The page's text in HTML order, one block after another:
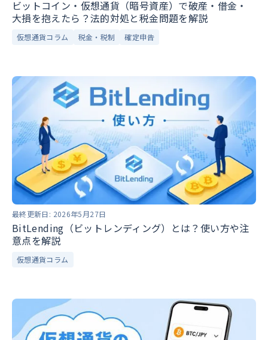
ビットコイン・仮想通貨（暗号資産）で破産・借金・
大損を抱えたら？法的対処と税金問題を解説
仮想通貨コラム 税金・税制 確定申告
最終更新日: 2026年5月27日
BitLending（ビットレンディング）とは？使い方や注
意点を解説
仮想通貨コラム